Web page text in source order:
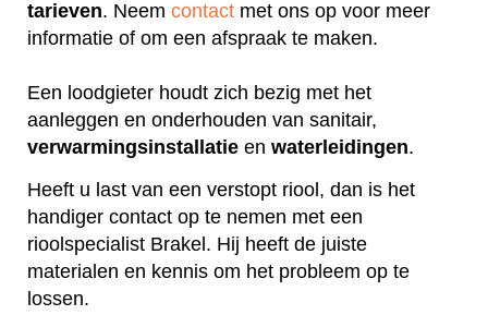
tarieven. Neem contact met ons op voor meer
informatie of om een afspraak te maken.
Een loodgieter houdt zich bezig met het
aanleggen en onderhouden van sanitair,
verwarmingsinstallatie en waterleidingen.
Heeft u last van een verstopt riool, dan is het
handiger contact op te nemen met een
rioolspecialist Brakel. Hij heeft de juiste
materialen en kennis om het probleem op te
lossen.